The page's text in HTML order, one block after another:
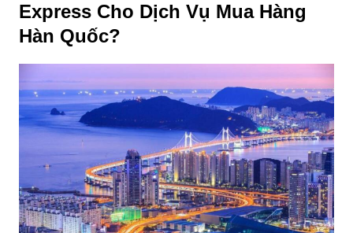
Express Cho Dịch Vụ Mua Hàng
Hàn Quốc?